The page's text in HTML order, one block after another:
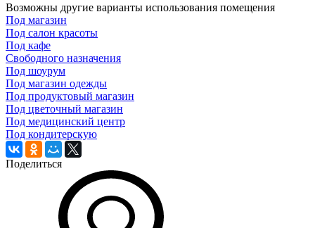
Возможны другие варианты использования помещения
Под магазин
Под салон красоты
Под кафе
Свободного назначения
Под шоурум
Под магазин одежды
Под продуктовый магазин
Под цветочный магазин
Под медицинский центр
Под кондитерскую
Поделиться